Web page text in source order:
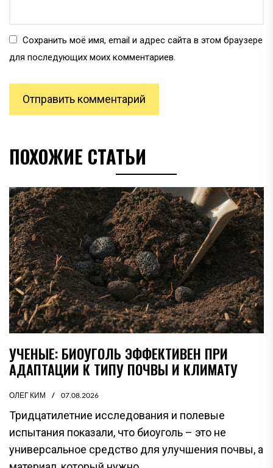
Сохранить моё имя, email и адрес сайта в этом браузере
для последующих моих комментариев.
ПОХОЖИЕ СТАТЬИ
УЧЕНЫЕ: БИОУГОЛЬ ЭФФЕКТИВЕН ПРИ
АДАПТАЦИИ К ТИПУ ПОЧВЫ И КЛИМАТУ
ОЛЕГ КИМ 07.08.2026
Тридцатилетние исследования и полевые
испытания показали, что биоуголь – это не
универсальное средство для улучшения почвы, а